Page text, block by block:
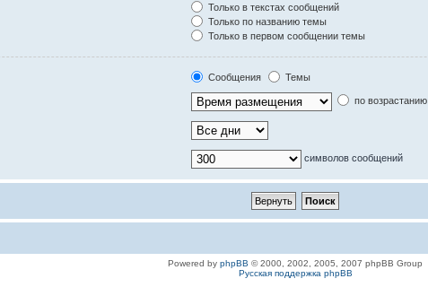
Только в текстах сообщений
Только по названию темы
Только в первом сообщении темы
Сообщения
Темы
по возрастанию
символов сообщений
Powered by phpBB © 2000, 2002, 2005, 2007 phpBB Group
Русская поддержка phpBB